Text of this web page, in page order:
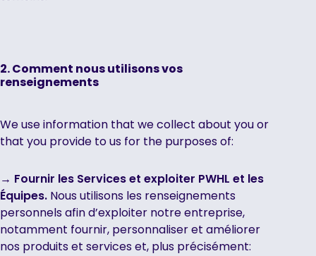
‍2. Comment nous utilisons vos
renseignements
We use information that we collect about you or
that you provide to us for the purposes of:
→ Fournir les Services et exploiter PWHL et les
Équipes. Nous utilisons les renseignements
personnels afin d’exploiter notre entreprise,
notamment fournir, personnaliser et améliorer
nos produits et services et, plus précisément: